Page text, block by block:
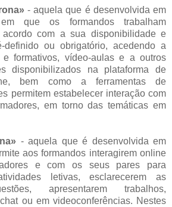
- aquela que é desenvolvida em
que os formandos trabalham
acordo com a sua disponibilidade e
definido ou obrigatório, acedendo a
e formativos, vídeo-aulas e a outros
disponibilizados na plataforma de
bem como a ferramentas de
permitem estabelecer interação com
em torno das temáticas em
- aquela que é desenvolvida em
aos formandos interagirem online
e com os seus pares para
letivas, esclarecerem as
apresentarem trabalhos,
ou em videoconferências. Nestes